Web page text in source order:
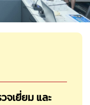
จเยี่ยม และ